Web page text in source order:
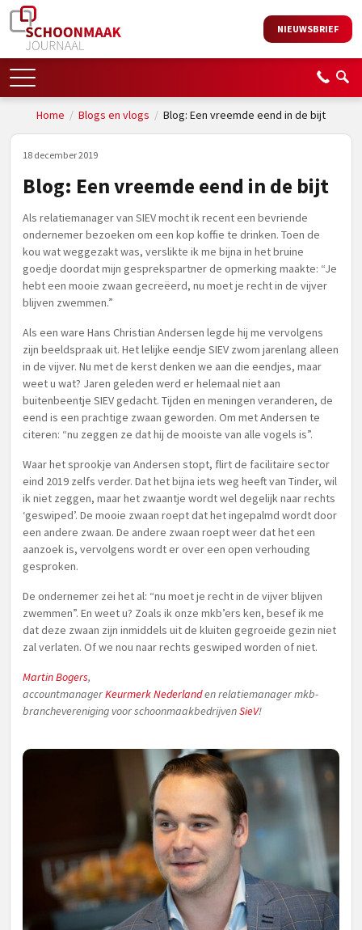
NIEUWSBRIEF
Home / Blogs en vlogs / Blog: Een vreemde eend in de bijt
18 december 2019
Blog: Een vreemde eend in de bijt
Als relatiemanager van SIEV mocht ik recent een bevriende
ondernemer bezoeken om een kop koffie te drinken. Toen de
kou wat weggezakt was, verslikte ik me bijna in het bruine
goedje doordat mijn gesprekspartner de opmerking maakte: “Je
hebt een mooie zwaan gecreëerd, nu moet je recht in de vijver
blijven zwemmen.”
Als een ware Hans Christian Andersen legde hij me vervolgens
zijn beeldspraak uit. Het lelijke eendje SIEV zwom jarenlang alleen
in de vijver. Nu met de kerst denken we aan die eendjes, maar
weet u wat? Jaren geleden werd er helemaal niet aan
buitenbeentje SIEV gedacht. Tijden en meningen veranderen, de
eend is een prachtige zwaan geworden. Om met Andersen te
citeren: “nu zeggen ze dat hij de mooiste van alle vogels is”.
Waar het sprookje van Andersen stopt, flirt de facilitaire sector
eind 2019 zelfs verder. Dat het bijna iets weg heeft van Tinder, wil
ik niet zeggen, maar het zwaantje wordt wel degelijk naar rechts
‘geswiped’. De mooie zwaan roept dat het ingepalmd wordt door
een andere zwaan. De andere zwaan roept weer dat het een
aanzoek is, vervolgens wordt er over een open verhouding
gesproken.
De ondernemer zei het al: “nu moet je recht in de vijver blijven
zwemmen”. En weet u? Zoals ik onze mkb’ers ken, besef ik me
dat deze zwaan zijn inmiddels uit de kluiten gegroeide gezin niet
zal verlaten. Of we nou naar rechts geswiped worden of niet.
Martin Bogers,
accountmanagerKeurmerk Nederlanden relatiemanager mkb-
branchevereniging voor schoonmaakbedrijvenSieV!